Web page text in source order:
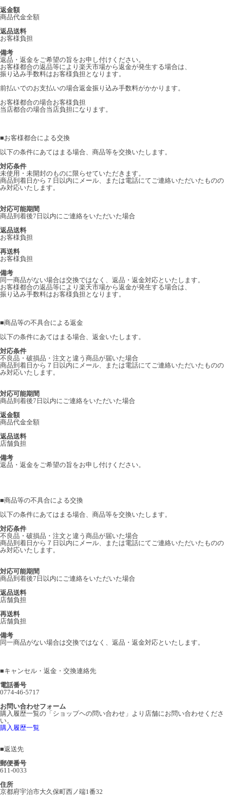
返金額
商品代金全額
返品送料
お客様負担
備考
返品・返金をご希望の旨をお申し付けください。
お客様都合の返品等により楽天市場から返金が発生する場合は、
振り込み手数料はお客様負担となります。
前払いでのお支払いの場合返金振り込み手数料がかかります。
お客様都合の場合お客様負担
当店都合の場合当店負担になります。
■お客様都合による交換
以下の条件にあてはまる場合、商品等を交換いたします。
対応条件
未使用・未開封のものに限らせていただきます。
商品到着日から７日以内にメール、または電話にてご連絡いただいたものの
み対応いたします。
対応可能期間
商品到着後7日以内にご連絡をいただいた場合
返品送料
お客様負担
再送料
お客様負担
備考
同一商品がない場合は交換ではなく、返品・返金対応といたします。
お客様都合の返品等により楽天市場から返金が発生する場合は、
振り込み手数料はお客様負担となります。
■商品等の不具合による返金
以下の条件にあてはまる場合、返金いたします。
対応条件
不良品・破損品・注文と違う商品が届いた場合
商品到着日から７日以内にメール、または電話にてご連絡いただいたものの
み対応いたします。
対応可能期間
商品到着後7日以内にご連絡をいただいた場合
返金額
商品代金全額
返品送料
店舗負担
備考
返品・返金をご希望の旨をお申し付けください。
■商品等の不具合による交換
以下の条件にあてはまる場合、商品等を交換いたします。
対応条件
不良品・破損品・注文と違う商品が届いた場合
商品到着日から７日以内にメール、または電話にてご連絡いただいたものの
み対応いたします。
対応可能期間
商品到着後7日以内にご連絡をいただいた場合
返品送料
店舗負担
再送料
店舗負担
備考
同一商品がない場合は交換ではなく、返品・返金対応といたします。
■キャンセル・返金・交換連絡先
電話番号
0774-46-5717
お問い合わせフォーム
購入履歴一覧の「ショップヘの問い合わせ」より店舗にお問い合わせくださ
い。
購入履歴一覧
■返送先
郵便番号
611-0033
住所
京都府宇治市大久保町西ノ端1番32